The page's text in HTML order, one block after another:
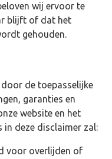
wij ervoor te
blijft of dat het
gehouden.
de toepasselijke
garanties en
website en het
in deze disclaimer zal:
voor overlijden of